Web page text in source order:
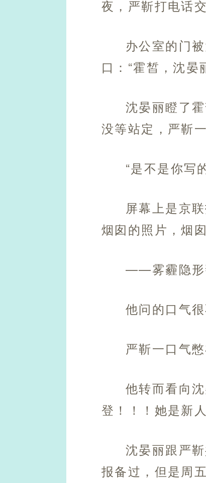
夜，严靳打电话
办公室的门
口：“霍皙，沈晏
沈晏丽瞪了
没等站定，严靳
“是不是你写
屏幕上是京
烟囱的照片，烟
——雾霾隐形
他问的口气
严靳一口气
他转而看向
登！！！她是新
沈晏丽跟严
报备过，但是周